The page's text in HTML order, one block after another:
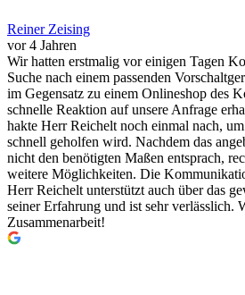
Reiner Zeising
vor 4 Jahren
Wir hatten erstmalig vor einigen Tagen
Suche nach einem passenden
im Gegensatz zu einem Onlineshop des
schnelle Reaktion auf unsere Anfrage
hakte Herr Reichelt noch einmal nach,
schnell geholfen wird. Nachdem das
nicht den benötigten Maßen entsprach,
weitere Möglichkeiten. Die
Herr Reichelt unterstützt auch über das
seiner Erfahrung und ist sehr verlässlich.
Zusammenarbeit!